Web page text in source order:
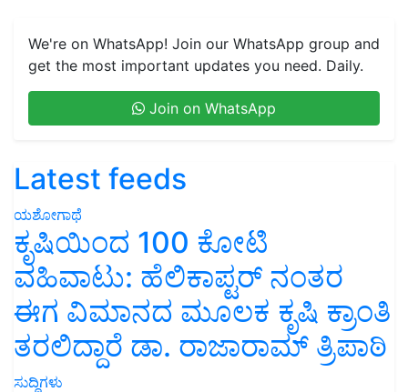
We're on WhatsApp! Join our WhatsApp group and
get the most important updates you need. Daily.
Join on WhatsApp
Latest feeds
ಯಶೋಗಾಥೆ
ಕೃಷಿಯಿಂದ 100 ಕೋಟಿ
ವಹಿವಾಟು: ಹೆಲಿಕಾಪ್ಟರ್ ನಂತರ
ಈಗ ವಿಮಾನದ ಮೂಲಕ ಕೃಷಿ ಕ್ರಾಂತಿ
ತರಲಿದ್ದಾರೆ ಡಾ. ರಾಜಾರಾಮ್ ತ್ರಿಪಾಠಿ
ಸುದ್ದಿಗಳು